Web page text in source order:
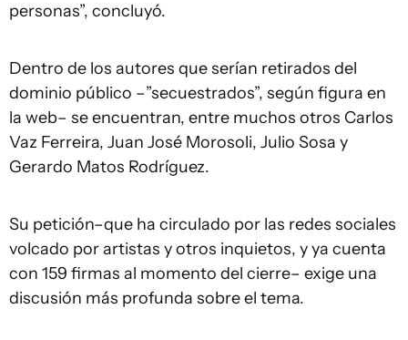
personas”, concluyó.
Dentro de los autores que serían retirados del
dominio público –”secuestrados”, según figura en
la web– se encuentran, entre muchos otros Carlos
Vaz Ferreira, Juan José Morosoli, Julio Sosa y
Gerardo Matos Rodríguez.
Su petición–que ha circulado por las redes sociales
volcado por artistas y otros inquietos, y ya cuenta
con 159 firmas al momento del cierre– exige una
discusión más profunda sobre el tema.